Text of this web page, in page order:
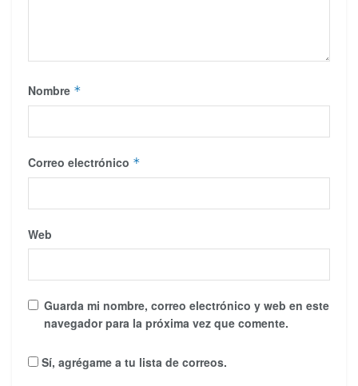
Nombre *
Correo electrónico *
Web
Guarda mi nombre, correo electrónico y web en este
navegador para la próxima vez que comente.
Sí, agrégame a tu lista de correos.